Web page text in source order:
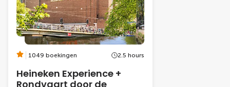
1049 boekingen 2.5 hours
Heineken Experience +
Rondvaart door de